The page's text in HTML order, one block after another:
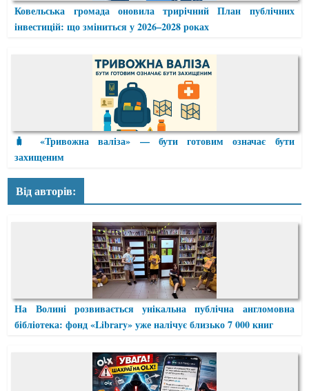
Ковельська громада оновила трирічний План публічних
інвестицій: що зміниться у 2026–2028 роках
🧳 «Тривожна валіза» — бути готовим означає бути
захищеним
Від авторів:
На Волині розвивається унікальна публічна англомовна
бібліотека: фонд «Library» уже налічує близько 7 000 книг